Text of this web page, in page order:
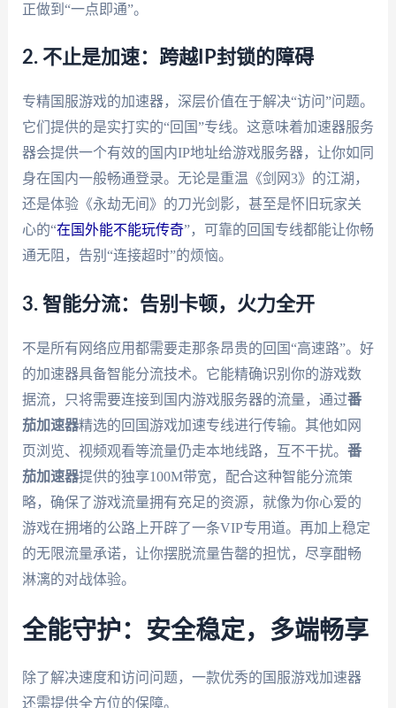
正做到“一点即通”。
2. 不止是加速：跨越IP封锁的障碍
专精国服游戏的加速器，深层价值在于解决“访问”问题。
它们提供的是实打实的“回国”专线。这意味着加速器服务
器会提供一个有效的国内IP地址给游戏服务器，让你如同
身在国内一般畅通登录。无论是重温《剑网3》的江湖，
还是体验《永劫无间》的刀光剑影，甚至是怀旧玩家关
心的“在国外能不能玩传奇”，可靠的回国专线都能让你畅
通无阻，告别“连接超时”的烦恼。
3. 智能分流：告别卡顿，火力全开
不是所有网络应用都需要走那条昂贵的回国“高速路”。好
的加速器具备智能分流技术。它能精确识别你的游戏数
据流，只将需要连接到国内游戏服务器的流量，通过番
茄加速器精选的回国游戏加速专线进行传输。其他如网
页浏览、视频观看等流量仍走本地线路，互不干扰。 番
茄加速器提供的独享100M带宽，配合这种智能分流策
略，确保了游戏流量拥有充足的资源，就像为你心爱的
游戏在拥堵的公路上开辟了一条VIP专用道。再加上稳定
的无限流量承诺，让你摆脱流量告罄的担忧，尽享酣畅
淋漓的对战体验。
全能守护：安全稳定，多端畅享
除了解决速度和访问问题，一款优秀的国服游戏加速器
还需提供全方位的保障。